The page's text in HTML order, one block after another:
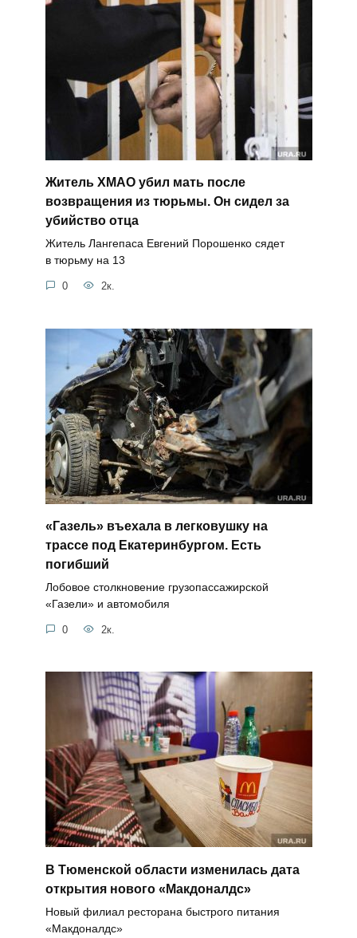
Житель ХМАО убил мать после
возвращения из тюрьмы. Он сидел за
убийство отца
Житель Лангепаса Евгений Порошенко сядет
в тюрьму на 13
0 2к.
«Газель» въехала в легковушку на
трассе под Екатеринбургом. Есть
погибший
Лобовое столкновение грузопассажирской
«Газели» и автомобиля
0 2к.
В Тюменской области изменилась дата
открытия нового «Макдоналдс»
Новый филиал ресторана быстрого питания
«Макдоналдс»